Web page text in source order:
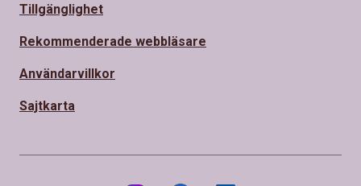
Tillgänglighet
Rekommenderade webbläsare
Användarvillkor
Sajtkarta